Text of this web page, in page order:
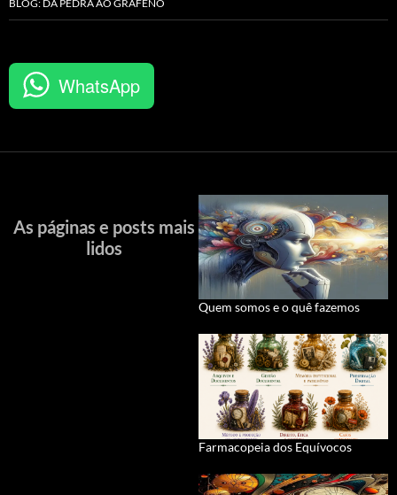
BLOG: DA PEDRA AO GRAFENO
WhatsApp
As páginas e posts mais
lidos
Quem somos e o quê fazemos
Farmacopeia dos Equívocos